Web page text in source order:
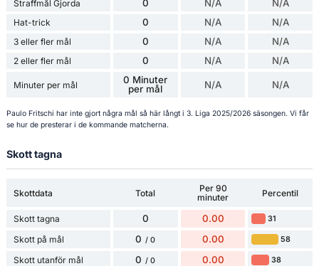
Straffmål Gjorda 0 N/A N/A
Hat-trick 0 N/A N/A
3 eller fler mål 0 N/A N/A
2 eller fler mål 0 N/A N/A
Minuter per mål
0 Minuter
per mål
N/A N/A
Paulo Fritschi har inte gjort några mål så här långt i 3. Liga 2025/2026 säsongen. Vi får
se hur de presterar i de kommande matcherna.
Skott tagna
Skottdata Total
Per 90
minuter
Percentil
Skott tagna 0 0.00 31
Skott på mål 0 / 0 0.00 58
Skott utanför mål 0 / 0 0.00 38